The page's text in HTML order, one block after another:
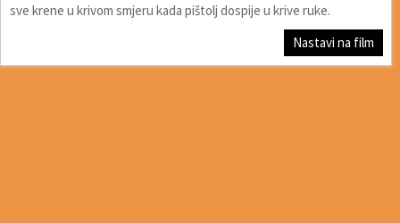
sve krene u krivom smjeru kada pištolj dospije u krive ruke.
Nastavi na film